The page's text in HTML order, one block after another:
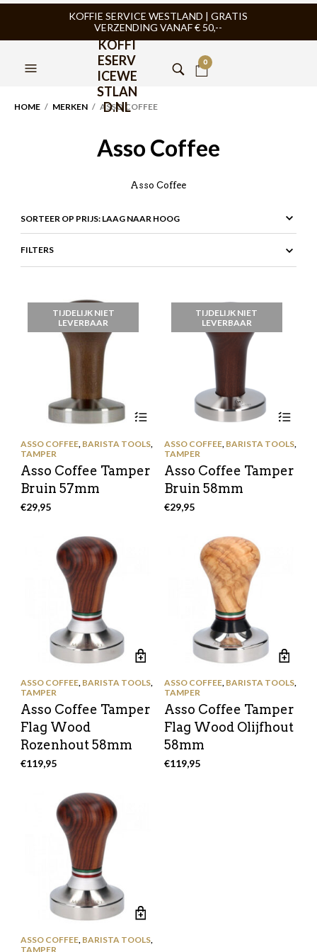
KOFFIE SERVICE WESTLAND | GRATIS
VERZENDING VANAF € 50,--
KOFFI
ESERV
ICEWE
STLAN
D.NL
0
HOME / MERKEN / ASSO COFFEE
Asso Coffee
Asso Coffee
FILTERS
TIJDELIJK NIET
LEVERBAAR
ASSO COFFEE, BARISTA TOOLS,
TAMPER
Asso Coffee Tamper
Bruin 57mm
€29,95
TIJDELIJK NIET
LEVERBAAR
ASSO COFFEE, BARISTA TOOLS,
TAMPER
Asso Coffee Tamper
Bruin 58mm
€29,95
ASSO COFFEE, BARISTA TOOLS,
TAMPER
Asso Coffee Tamper
Flag Wood
Rozenhout 58mm
€119,95
ASSO COFFEE, BARISTA TOOLS,
TAMPER
Asso Coffee Tamper
Flag Wood Olijfhout
58mm
€119,95
ASSO COFFEE, BARISTA TOOLS,
TAMPER